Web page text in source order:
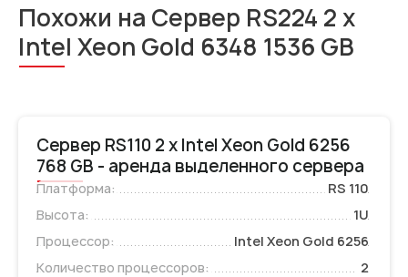
Похожи на Сервер RS224 2 x
Intel Xeon Gold 6348 1536 GB
Сервер RS110 2 x Intel Xeon Gold 6256
768 GB - аренда выделенного сервера
Платформа:
RS 110
Высота:
1U
Процессор:
Intel Xeon Gold 6256
Количество процессоров:
2